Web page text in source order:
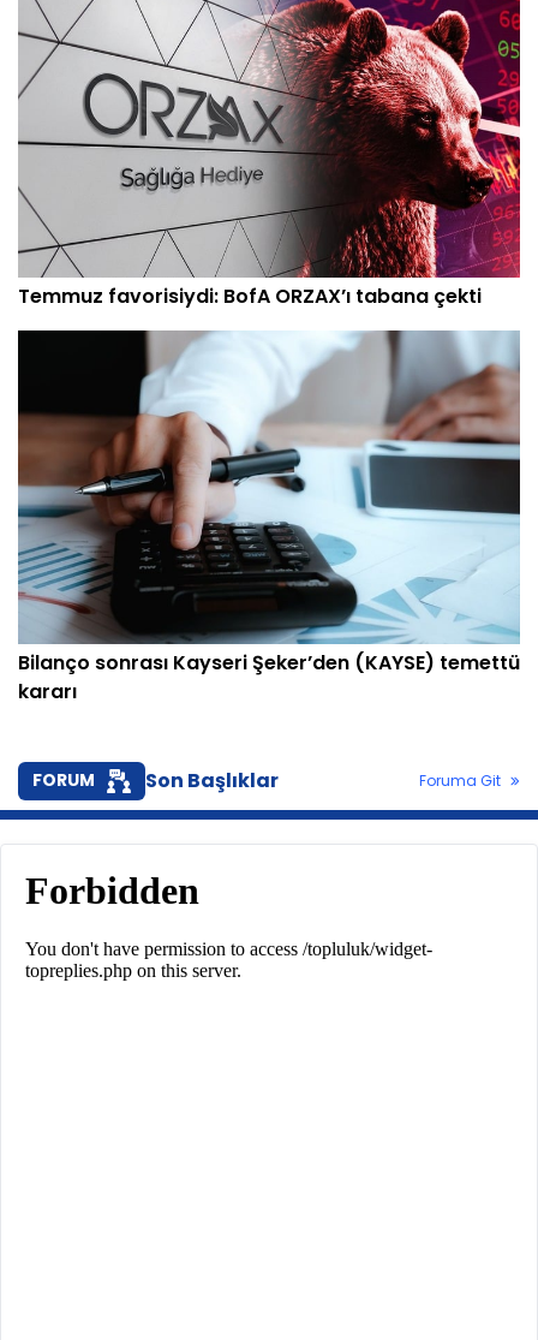
Temmuz favorisiydi: BofA ORZAX’ı tabana çekti
Bilanço sonrası Kayseri Şeker’den (KAYSE) temettü
kararı
FORUM Son Başlıklar Foruma Git